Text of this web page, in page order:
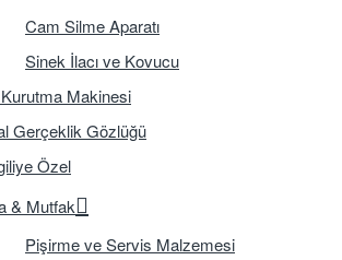
Cam Silme Aparatı
Sinek İlacı ve Kovucu
Makinesi
Gerçeklik Gözlüğü
Özel
& Mutfak
Pişirme ve Servis Malzemesi